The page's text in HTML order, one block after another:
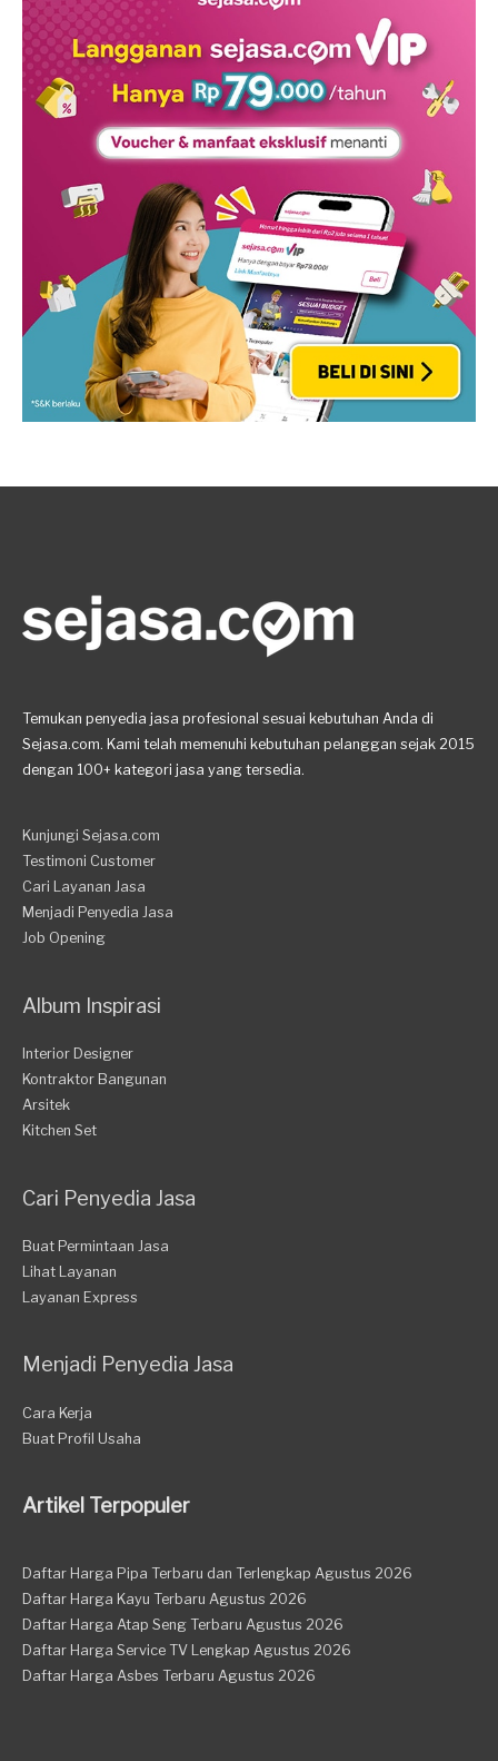
Temukan penyedia jasa profesional sesuai kebutuhan Anda di
Sejasa.com. Kami telah memenuhi kebutuhan pelanggan sejak 2015
dengan 100+ kategori jasa yang tersedia.
Kunjungi Sejasa.com
Testimoni Customer
Cari Layanan Jasa
Menjadi Penyedia Jasa
Job Opening
Album Inspirasi
Interior Designer
Kontraktor Bangunan
Arsitek
Kitchen Set
Cari Penyedia Jasa
Buat Permintaan Jasa
Lihat Layanan
Layanan Express
Menjadi Penyedia Jasa
Cara Kerja
Buat Profil Usaha
Artikel Terpopuler
Daftar Harga Pipa Terbaru dan Terlengkap Agustus 2026
Daftar Harga Kayu Terbaru Agustus 2026
Daftar Harga Atap Seng Terbaru Agustus 2026
Daftar Harga Service TV Lengkap Agustus 2026
Daftar Harga Asbes Terbaru Agustus 2026